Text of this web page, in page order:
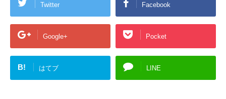
Twitter Facebook
Google+ Pocket
B! はてブ LINE